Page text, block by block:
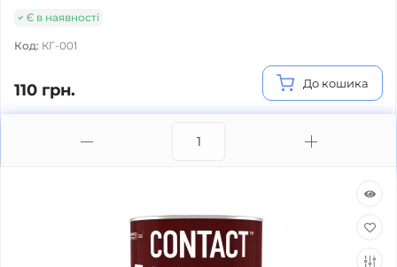
Є в наявності
Код: КГ-001
110 грн. До кошика